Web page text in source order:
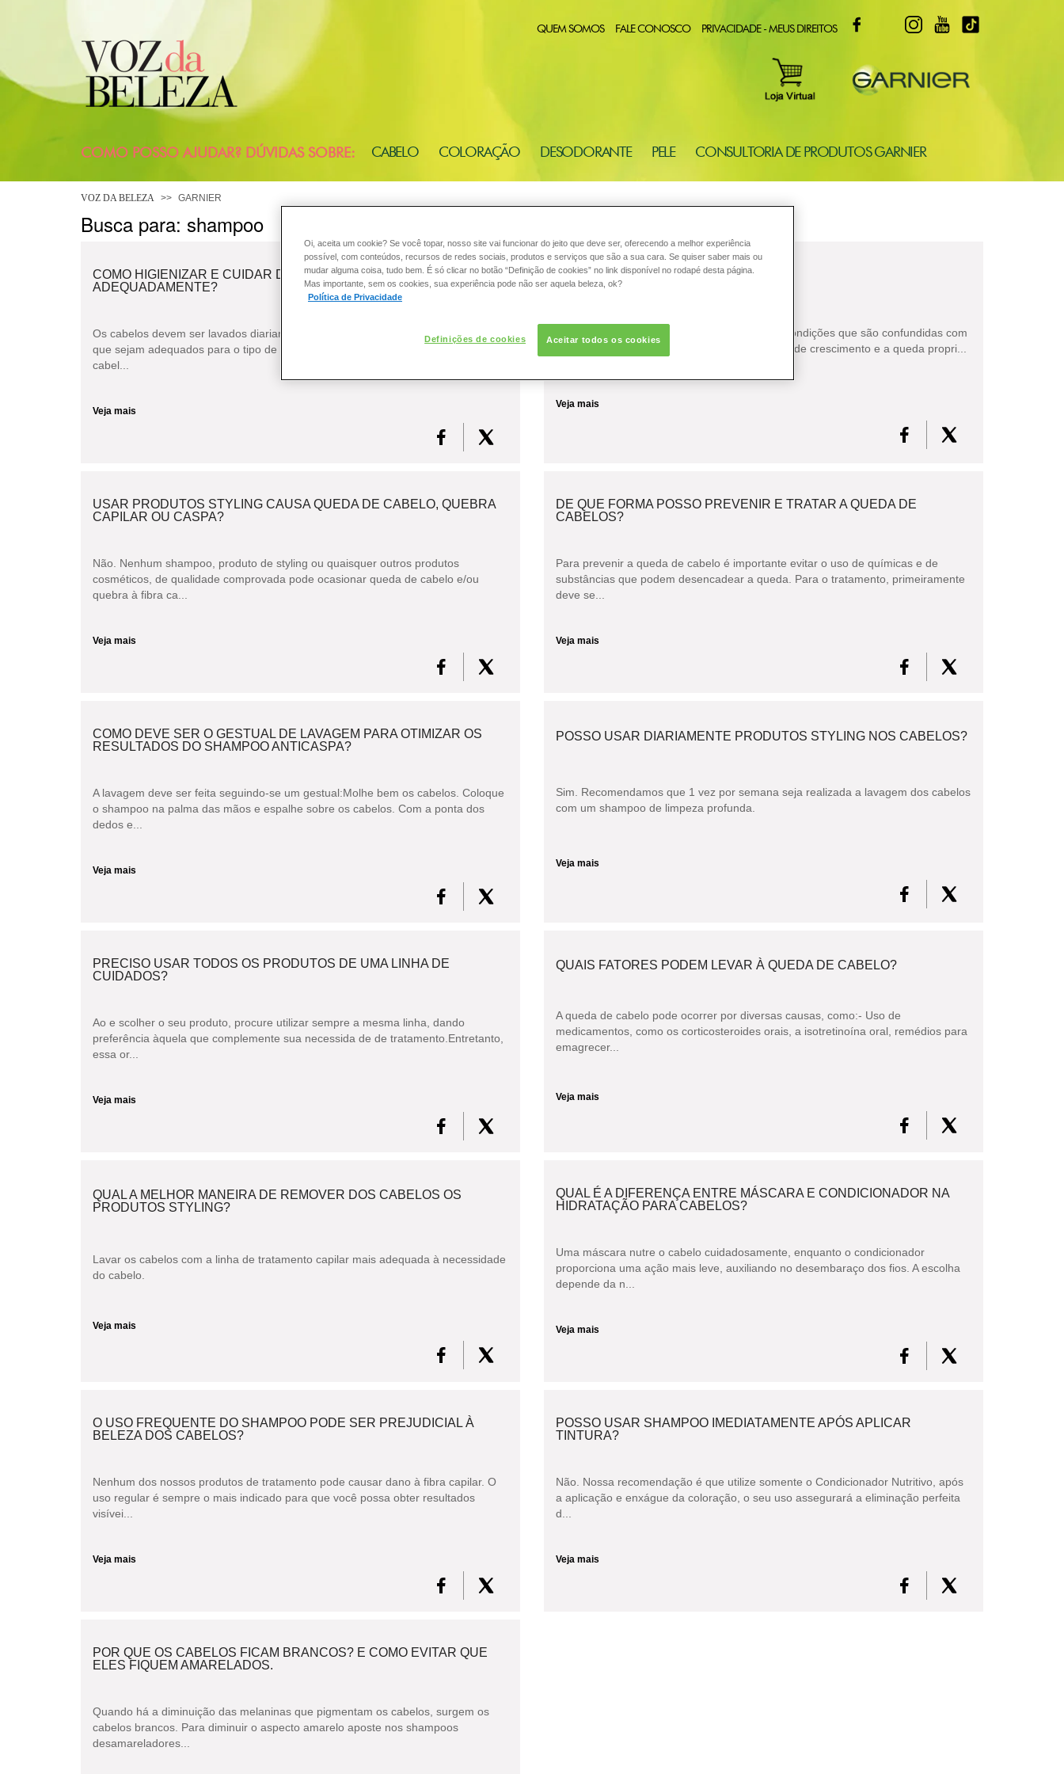
QUEM SOMOS FALE CONOSCO PRIVACIDADE - MEUS DIREITOS
FACEBOOK
TWITTER INSTAGRAM
YOUTUBE
COMO POSSO AJUDAR? DÚVIDAS SOBRE: CABELO COLORAÇÃO DESODORANTE PELE CONSULTORIA DE PRODUTOS GARNIER
VOZ DA BELEZA GARNIER
Busca para: shampoo
COMO HIGIENIZAR E CUIDAR DOS MEUS CABELOS
ADEQUADAMENTE?
Os cabelos devem ser lavados diariamente ou em dias alternados, com shampoos
que sejam adequados para o tipo de couro cabeludo e necessidade dos fios.Os
cabel...
Veja mais
POR QUE OS CABELOS CAEM?
Em primeiro lugar, devemos caracterizar três condições que são confundidas com
a queda dos cabelos: a quebra dos fios, a falta de crescimento e a queda propri...
Veja mais
USAR PRODUTOS STYLING CAUSA QUEDA DE CABELO, QUEBRA
CAPILAR OU CASPA?
Não. Nenhum shampoo, produto de styling ou quaisquer outros produtos
cosméticos, de qualidade comprovada pode ocasionar queda de cabelo e/ou
quebra à fibra ca...
Veja mais
DE QUE FORMA POSSO PREVENIR E TRATAR A QUEDA DE
CABELOS?
Para prevenir a queda de cabelo é importante evitar o uso de químicas e de
substâncias que podem desencadear a queda. Para o tratamento, primeiramente
deve se...
Veja mais
COMO DEVE SER O GESTUAL DE LAVAGEM PARA OTIMIZAR OS
RESULTADOS DO SHAMPOO ANTICASPA?
A lavagem deve ser feita seguindo-se um gestual:Molhe bem os cabelos. Coloque
o shampoo na palma das mãos e espalhe sobre os cabelos. Com a ponta dos
dedos e...
Veja mais
POSSO USAR DIARIAMENTE PRODUTOS STYLING NOS CABELOS?
Sim. Recomendamos que 1 vez por semana seja realizada a lavagem dos cabelos
com um shampoo de limpeza profunda.
Veja mais
PRECISO USAR TODOS OS PRODUTOS DE UMA LINHA DE
CUIDADOS?
Ao e scolher o seu produto, procure utilizar sempre a mesma linha, dando
preferência àquela que complemente sua necessida de de tratamento.Entretanto,
essa or...
Veja mais
QUAIS FATORES PODEM LEVAR À QUEDA DE CABELO?
A queda de cabelo pode ocorrer por diversas causas, como:- Uso de
medicamentos, como os corticosteroides orais, a isotretinoína oral, remédios para
emagrecer...
Veja mais
QUAL A MELHOR MANEIRA DE REMOVER DOS CABELOS OS
PRODUTOS STYLING?
Lavar os cabelos com a linha de tratamento capilar mais adequada à necessidade
do cabelo.
Veja mais
QUAL É A DIFERENÇA ENTRE MÁSCARA E CONDICIONADOR NA
HIDRATAÇÃO PARA CABELOS?
Uma máscara nutre o cabelo cuidadosamente, enquanto o condicionador
proporciona uma ação mais leve, auxiliando no desembaraço dos fios. A escolha
depende da n...
Veja mais
O USO FREQUENTE DO SHAMPOO PODE SER PREJUDICIAL À
BELEZA DOS CABELOS?
Nenhum dos nossos produtos de tratamento pode causar dano à fibra capilar. O
uso regular é sempre o mais indicado para que você possa obter resultados
visívei...
Veja mais
POSSO USAR SHAMPOO IMEDIATAMENTE APÓS APLICAR
TINTURA?
Não. Nossa recomendação é que utilize somente o Condicionador Nutritivo, após
a aplicação e enxágue da coloração, o seu uso assegurará a eliminação perfeita
d...
Veja mais
POR QUE OS CABELOS FICAM BRANCOS? E COMO EVITAR QUE
ELES FIQUEM AMARELADOS.
Quando há a diminuição das melaninas que pigmentam os cabelos, surgem os
cabelos brancos. Para diminuir o aspecto amarelo aposte nos shampoos
desamareladores...
Oi, aceita um cookie? Se você topar, nosso site vai funcionar do jeito que deve ser, oferecendo a melhor experiência
possível, com conteúdos, recursos de redes sociais, produtos e serviços que são a sua cara. Se quiser saber mais ou
mudar alguma coisa, tudo bem. É só clicar no botão “Definição de cookies” no link disponível no rodapé desta página.
Mas importante, sem os cookies, sua experiência pode não ser aquela beleza, ok?
Política de Privacidade
Definições de cookies Aceitar todos os cookies